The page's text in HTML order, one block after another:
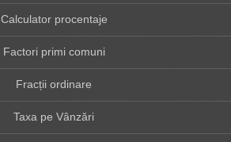
Calculator procentaje
Factori primi comuni
Fracții ordinare
Taxa pe Vânzări